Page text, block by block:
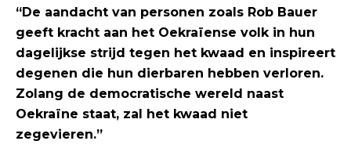
“De aandacht van personen zoals Rob Bauer
geeft kracht aan het Oekraïense volk in hun
dagelijkse strijd tegen het kwaad en inspireert
degenen die hun dierbaren hebben verloren.
Zolang de democratische wereld naast
Oekraïne staat, zal het kwaad niet
zegevieren.”